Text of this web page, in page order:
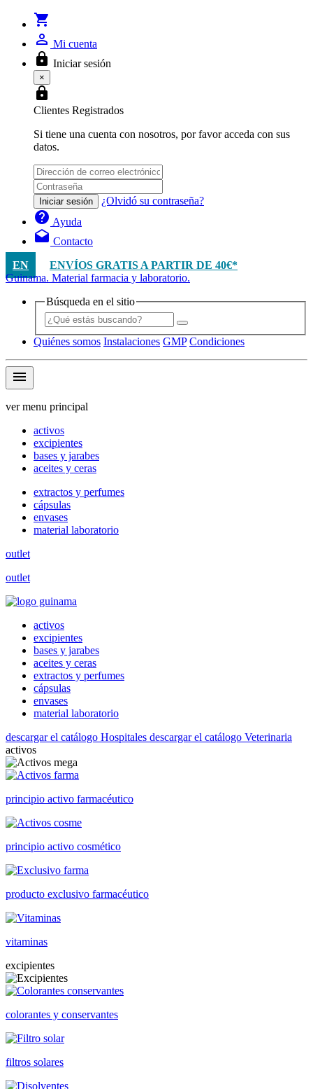
shopping_cart
person_outline Mi cuenta
lock Iniciar sesión
×
lock
Clientes Registrados
Si tiene una cuenta con nosotros, por favor acceda con sus
datos.
Iniciar sesión ¿Olvidó su contraseña?
help Ayuda
drafts Contacto
EN
ENVÍOS GRATIS A PARTIR DE 40€*
Guinama. Material farmacia y laboratorio.
Búsqueda en el sitio
Quiénes somos Instalaciones GMP Condiciones
menu
ver menu principal
activos
excipientes
bases y jarabes
aceites y ceras
extractos y perfumes
cápsulas
envases
material laboratorio
outlet
outlet
activos
excipientes
bases y jarabes
aceites y ceras
extractos y perfumes
cápsulas
envases
material laboratorio
descargar el catálogo Hospitales descargar el catálogo Veterinaria
activos
principio activo farmacéutico
principio activo cosmético
producto exclusivo farmacéutico
vitaminas
excipientes
colorantes y conservantes
filtros solares